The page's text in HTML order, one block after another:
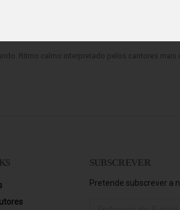
Ritmo calmo interpretado pelos cantores mais
SUBSCREVER
Pretende subscrever a